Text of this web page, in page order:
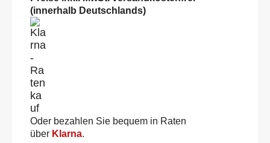
(innerhalb Deutschlands)
Oder bezahlen Sie bequem in Raten
über Klarna.